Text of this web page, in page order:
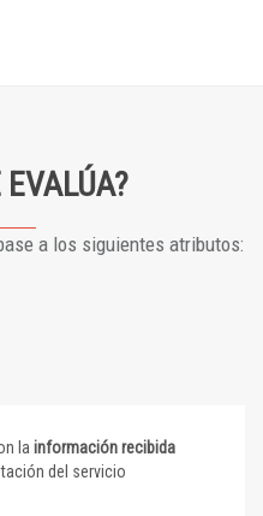
a los siguientes atributos:
la información recibida
del servicio